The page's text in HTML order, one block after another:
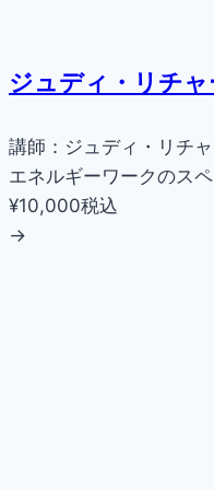
ジュディ・リチ
講師：ジュディ・リチ
エネルギーワークのス
¥10,000税込
→